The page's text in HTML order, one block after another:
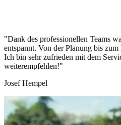
"Dank des professionellen Teams
entspannt. Von der Planung bis
Ich bin sehr zufrieden mit dem
weiterempfehlen!"
Josef Hempel